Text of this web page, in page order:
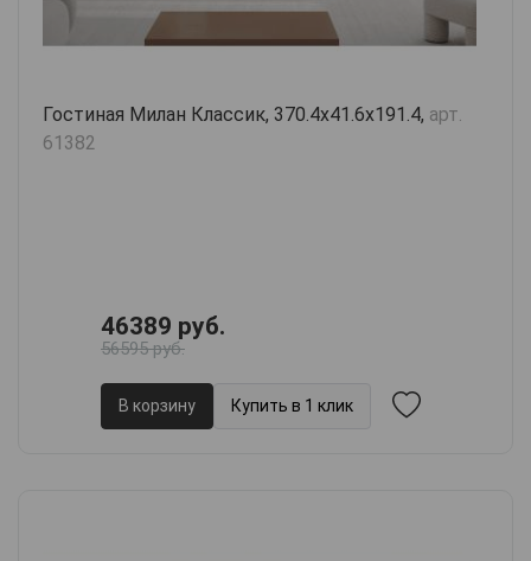
Гостиная Милан Классик, 370.4х41.6х191.4, арт.
61382
46389 руб.
56595 руб.
В корзину Купить в 1 клик